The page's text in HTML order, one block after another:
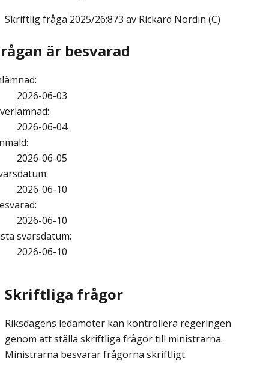
Skriftlig fråga 2025/26:873 av Rickard Nordin (C)
är besvarad
:
2026-06-03
:
2026-06-04
:
2026-06-05
:
2026-06-10
:
2026-06-10
svarsdatum:
2026-06-10
Skriftliga frågor
Riksdagens ledamöter kan kontrollera regeringen
genom att ställa skriftliga frågor till ministrarna.
Ministrarna besvarar frågorna skriftligt.